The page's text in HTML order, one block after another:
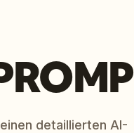
detaillierten AI-